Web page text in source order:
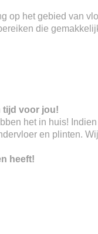
op het gebied van
die
tijd voor jou!
het in huis!
en plinten.
heeft!